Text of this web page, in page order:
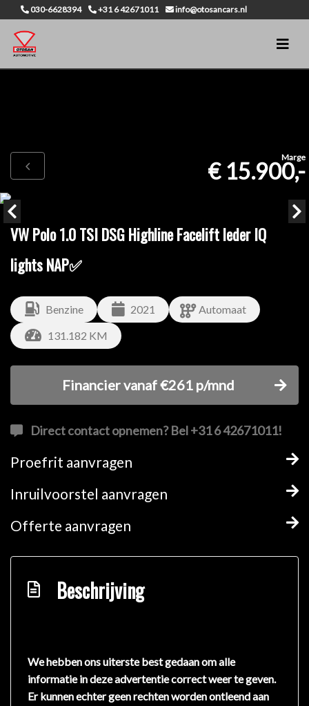
030-6628394 +31 6 42671011 info@otosancars.nl
Marge
€ 15.900,-
VW Polo 1.0 TSI DSG Highline Facelift leder IQ
lights NAP✅
Benzine 2021
Automaat
131.182 KM
Financier vanaf €261 p/mnd
Direct contact opnemen? Bel +31 6 42671011!
Proefrit aanvragen
Inruilvoorstel aanvragen
Offerte aanvragen
Beschrijving
We hebben ons uiterste best gedaan om alle
informatie in deze advertentie correct weer te geven.
Er kunnen echter geen rechten worden ontleend aan